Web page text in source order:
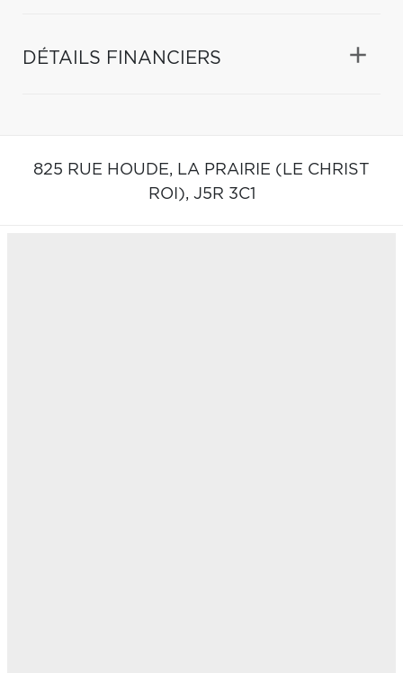
DÉTAILS FINANCIERS
825 RUE HOUDE, LA PRAIRIE (LE CHRIST
ROI), J5R 3C1